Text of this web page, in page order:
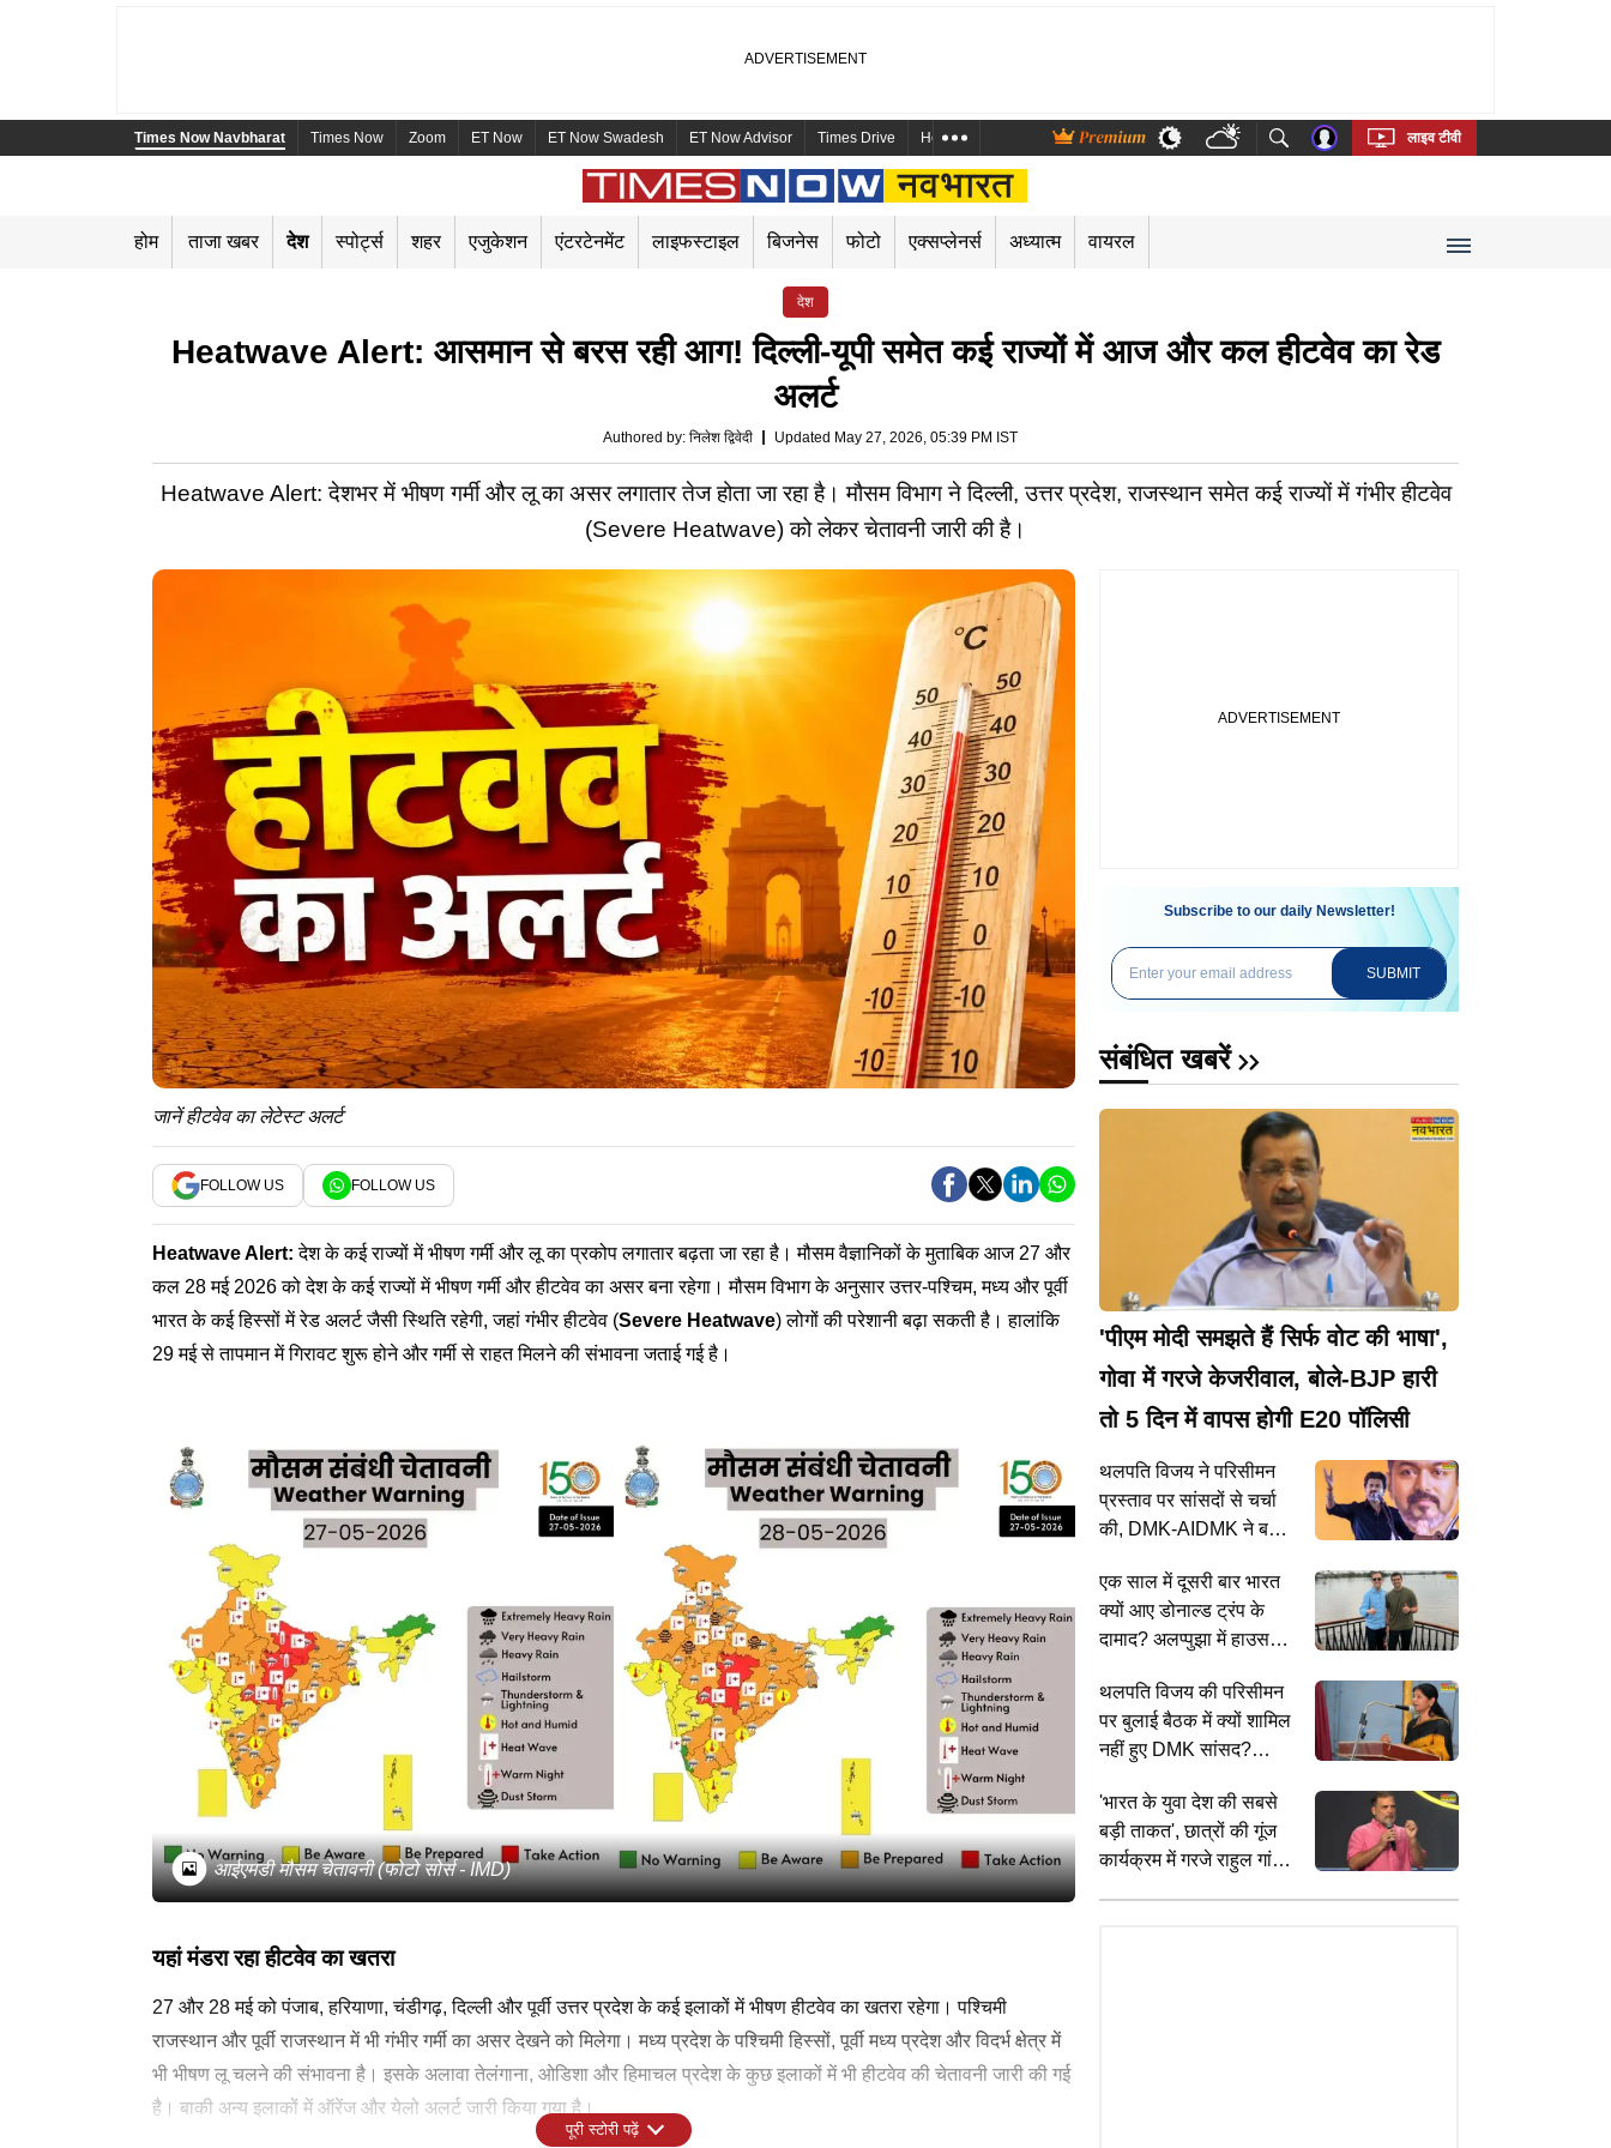
Times Now Navbharat Times Now Zoom ET Now ET Now Swadesh ET Now Advisor Times Drive Health and Me Marathi Bengali Telugu Tamil Kannada Malayalam
लाइव टीवी
होम ताजा खबर देश स्पोर्ट्स शहर एजुकेशन एंटरटेनमेंट लाइफस्टाइल बिजनेस फोटो एक्सप्लेनर्स अध्यात्म वायरल
देश
Heatwave Alert: आसमान से बरस रही आग! दिल्ली-यूपी समेत कई राज्यों में आज और कल हीटवेव का रेड
अलर्ट
Authored by: निलेश द्विवेदी Updated May 27, 2026, 05:39 PM IST
Heatwave Alert: देशभर में भीषण गर्मी और लू का असर लगातार तेज होता जा रहा है। मौसम विभाग ने दिल्ली, उत्तर प्रदेश, राजस्थान समेत कई राज्यों में गंभीर हीटवेव
(Severe Heatwave) को लेकर चेतावनी जारी की है।
जानें हीटवेव का लेटेस्ट अलर्ट
FOLLOW US FOLLOW US
Heatwave Alert: देश के कई राज्यों में भीषण गर्मी और लू का प्रकोप लगातार बढ़ता जा रहा है। मौसम वैज्ञानिकों के मुताबिक आज 27 और
कल 28 मई 2026 को देश के कई राज्यों में भीषण गर्मी और हीटवेव का असर बना रहेगा। मौसम विभाग के अनुसार उत्तर-पश्चिम, मध्य और पूर्वी
भारत के कई हिस्सों में रेड अलर्ट जैसी स्थिति रहेगी, जहां गंभीर हीटवेव (Severe Heatwave) लोगों की परेशानी बढ़ा सकती है। हालांकि
29 मई से तापमान में गिरावट शुरू होने और गर्मी से राहत मिलने की संभावना जताई गई है।
आईएमडी मौसम चेतावनी (फोटो सोर्स - IMD)
यहां मंडरा रहा हीटवेव का खतरा
27 और 28 मई को पंजाब, हरियाणा, चंडीगढ़, दिल्ली और पूर्वी उत्तर प्रदेश के कई इलाकों में भीषण हीटवेव का खतरा रहेगा। पश्चिमी
राजस्थान और पूर्वी राजस्थान में भी गंभीर गर्मी का असर देखने को मिलेगा। मध्य प्रदेश के पश्चिमी हिस्सों, पूर्वी मध्य प्रदेश और विदर्भ क्षेत्र में
भी भीषण लू चलने की संभावना है। इसके अलावा तेलंगाना, ओडिशा और हिमाचल प्रदेश के कुछ इलाकों में भी हीटवेव की चेतावनी जारी की गई
है। बाकी अन्य इलाकों में ऑरेंज और येलो अलर्ट जारी किया गया है।
पूरी स्टोरी पढ़ें
Subscribe to our daily Newsletter!
SUBMIT
संबंधित खबरें
'पीएम मोदी समझते हैं सिर्फ वोट की भाषा',
गोवा में गरजे केजरीवाल, बोले-BJP हारी
तो 5 दिन में वापस होगी E20 पॉलिसी
थलपति विजय ने परिसीमन
प्रस्ताव पर सांसदों से चर्चा
की, DMK-AIDMK ने बनाई
पार्टियां हुईं शामिल
एक साल में दूसरी बार भारत
क्यों आए डोनाल्ड ट्रंप के
दामाद? अलप्पुझा में हाउसबोट
बोलोस
थलपति विजय की परिसीमन
पर बुलाई बैठक में क्यों शामिल
नहीं हुए DMK सांसद?
'भारत के युवा देश की सबसे
बड़ी ताकत', छात्रों की गूंज
कार्यक्रम में गरजे राहुल गांधी;